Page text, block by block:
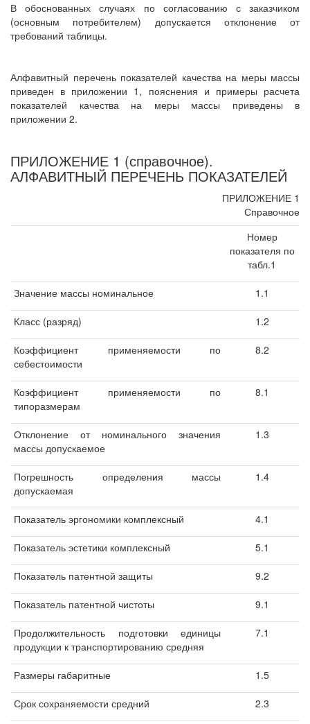
В обоснованных случаях по согласованию с заказчиком
(основным потребителем) допускается отклонение от
требований таблицы.
Алфавитный перечень показателей качества на меры массы
приведен в приложении 1, пояснения и примеры расчета
показателей качества на меры массы приведены в
приложении 2.
ПРИЛОЖЕНИЕ 1 (справочное).
АЛФАВИТНЫЙ ПЕРЕЧЕНЬ ПОКАЗАТЕЛЕЙ
ПРИЛОЖЕНИЕ 1
Справочное
Номер
показателя по
табл.1
Значение массы номинальное 1.1
Класс (разряд) 1.2
Коэффициент применяемости по
себестоимости
8.2
Коэффициент применяемости по
типоразмерам
8.1
Отклонение от номинального значения
массы допускаемое
1.3
Погрешность определения массы
допускаемая
1.4
Показатель эргономики комплексный 4.1
Показатель эстетики комплексный 5.1
Показатель патентной защиты 9.2
Показатель патентной чистоты 9.1
Продолжительность подготовки единицы
продукции к транспортированию средняя
7.1
Размеры габаритные 1.5
Срок сохраняемости средний 2.3